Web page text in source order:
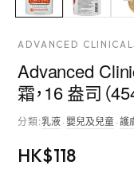
ADVANCED
Advanced
霜，16 盎司（
分類:乳液·嬰兒及兒童·護
HK$118